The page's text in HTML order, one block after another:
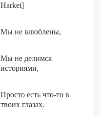
Harket]
Мы не влюблены,
Мы не делимся
историями,
Просто есть что-то в
твоих глазах.